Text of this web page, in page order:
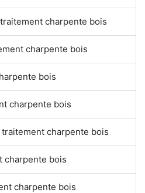
charpente bois
charpente bois
bois
charpente bois
charpente bois
charpente bois
charpente bois